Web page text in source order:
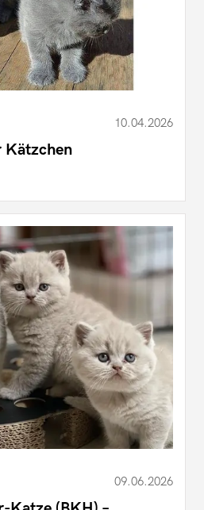
10.04.2026
Kätzchen
09.06.2026